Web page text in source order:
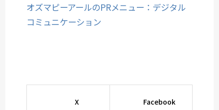
オズマピーアールのPRメニュー：デジタル
コミュニケーション
X Facebook